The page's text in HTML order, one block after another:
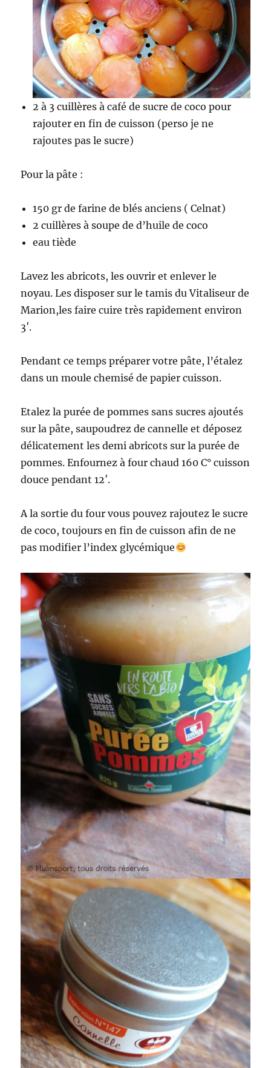
2 à 3 cuillères à café de sucre de coco pour
rajouter en fin de cuisson (perso je ne
rajoutes pas le sucre)
Pour la pâte :
150 gr de farine de blés anciens ( Celnat)
2 cuillères à soupe de d’huile de coco
eau tiède
Lavez les abricots, les ouvrir et enlever le
noyau. Les disposer sur le tamis du Vitaliseur de
Marion,les faire cuire très rapidement environ
3′.
Pendant ce temps préparer votre pâte, l’étalez
dans un moule chemisé de papier cuisson.
Etalez la purée de pommes sans sucres ajoutés
sur la pâte, saupoudrez de cannelle et déposez
délicatement les demi abricots sur la purée de
pommes. Enfournez à four chaud 160 C° cuisson
douce pendant 12′.
A la sortie du four vous pouvez rajoutez le sucre
de coco, toujours en fin de cuisson afin de ne
pas modifier l’index glycémique